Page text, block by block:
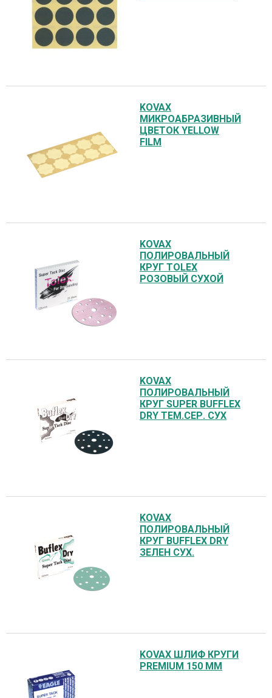
KOVAX
МИКРОАБРАЗИВНЫЙ
ЦВЕТОК YELLOW
FILM
KOVAX
ПОЛИРОВАЛЬНЫЙ
КРУГ TOLEX
РОЗОВЫЙ СУХОЙ
KOVAX
ПОЛИРОВАЛЬНЫЙ
КРУГ SUPER BUFFLEX
DRY ТЕМ.СЕР. СУХ
KOVAX
ПОЛИРОВАЛЬНЫЙ
КРУГ BUFFLEX DRY
ЗЕЛЕН СУХ.
KOVAX ШЛИФ КРУГИ
PREMIUM 150 ММ